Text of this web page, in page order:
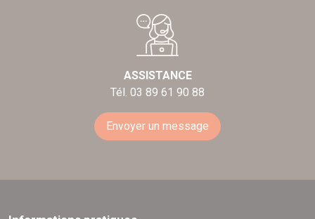
ASSISTANCE
Tél. 03 89 61 90 88
Envoyer un message